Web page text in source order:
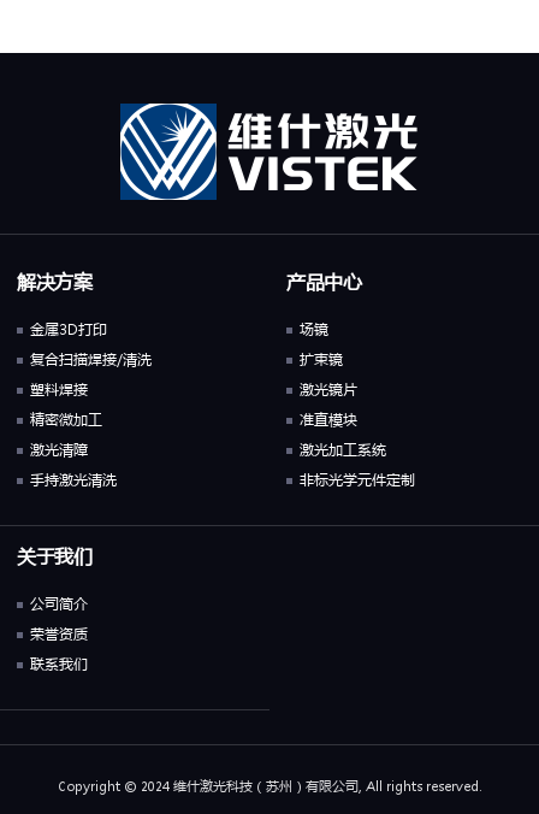
解决方案
金属3D打印
复合扫描焊接/清洗
塑料焊接
精密微加工
激光清障
手持激光清洗
产品中心
场镜
扩束镜
激光镜片
准直模块
激光加工系统
非标光学元件定制
关于我们
公司简介
荣誉资质
联系我们
Copyright © 2024 维什激光科技（苏州）有限公司, All rights reserved.